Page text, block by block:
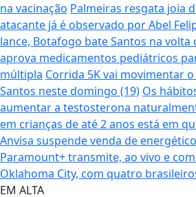
na vacinação Palmeiras resgata joia
atacante já é observado por Abel
lance, Botafogo bate Santos na volta
aprova medicamentos pediátricos
múltipla Corrida 5K vai movimentar
Santos neste domingo (19) Os
aumentar a testosterona
em crianças de até 2 anos está em
Anvisa suspende venda de
Paramount+ transmite, ao vivo e com
Oklahoma City, com quatro
EM ALTA